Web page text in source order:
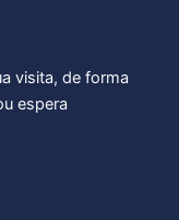
visita, de forma
espera